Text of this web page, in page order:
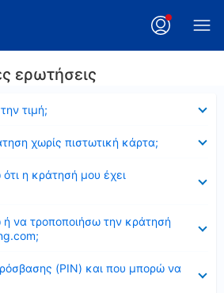
ερωτήσεις
τιμή;
χωρίς πιστωτική κάρτα;
η κράτησή μου έχει
να τροποποιήσω την κράτησή
(PIN) και που μπορώ να